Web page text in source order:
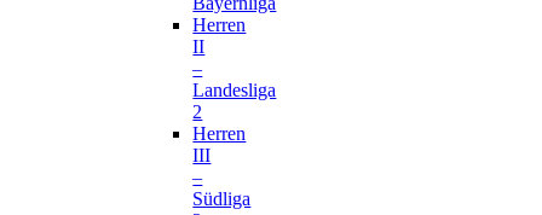
Herren
II
–
Landesliga
2
Herren
III
–
Südliga